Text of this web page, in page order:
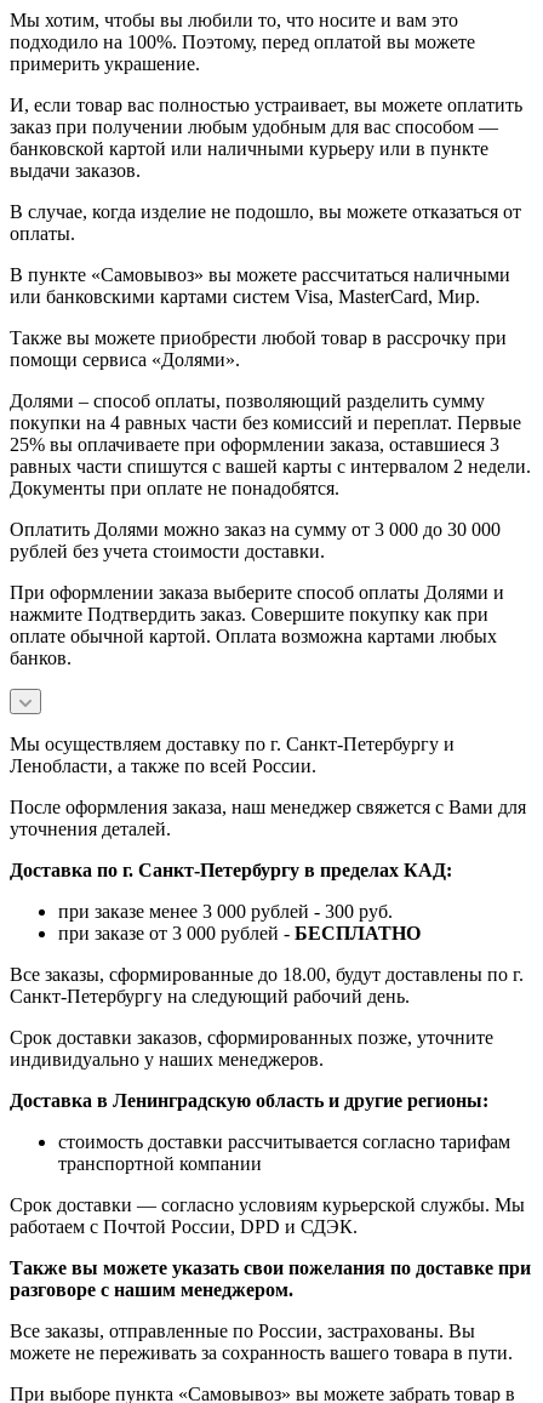
Мы хотим, чтобы вы любили то, что носите и вам это
подходило на 100%. Поэтому, перед оплатой вы можете
примерить украшение.
И, если товар вас полностью устраивает, вы можете оплатить
заказ при получении любым удобным для вас способом —
банковской картой или наличными курьеру или в пункте
выдачи заказов.
В случае, когда изделие не подошло, вы можете отказаться от
оплаты.
В пункте «Самовывоз» вы можете рассчитаться наличными
или банковскими картами систем Visa, MasterCard, Мир.
Также вы можете приобрести любой товар в рассрочку при
помощи сервиса «Долями».
Долями – способ оплаты, позволяющий разделить сумму
покупки на 4 равных части без комиссий и переплат. Первые
25% вы оплачиваете при оформлении заказа, оставшиеся 3
равных части спишутся с вашей карты с интервалом 2 недели.
Документы при оплате не понадобятся.
Оплатить Долями можно заказ на сумму от 3 000 до 30 000
рублей без учета стоимости доставки.
При оформлении заказа выберите способ оплаты Долями и
нажмите Подтвердить заказ. Совершите покупку как при
оплате обычной картой. Оплата возможна картами любых
банков.
Мы осуществляем доставку по г. Санкт-Петербургу и
Ленобласти, а также по всей России.
После оформления заказа, наш менеджер свяжется с Вами для
уточнения деталей.
Доставка по г. Санкт-Петербургу в пределах КАД:
при заказе менее 3 000 рублей - 300 руб.
при заказе от 3 000 рублей - БЕСПЛАТНО
Все заказы, сформированные до 18.00, будут доставлены по г.
Санкт-Петербургу на следующий рабочий день.
Срок доставки заказов, сформированных позже, уточните
индивидуально у наших менеджеров.
Доставка в Ленинградскую область и другие регионы:
стоимость доставки рассчитывается согласно тарифам
транспортной компании
Срок доставки — согласно условиям курьерской службы. Мы
работаем с Почтой России, DPD и СДЭК.
Также вы можете указать свои пожелания по доставке при
разговоре с нашим менеджером.
Все заказы, отправленные по России, застрахованы. Вы
можете не переживать за сохранность вашего товара в пути.
При выборе пункта «Самовывоз» вы можете забрать товар в